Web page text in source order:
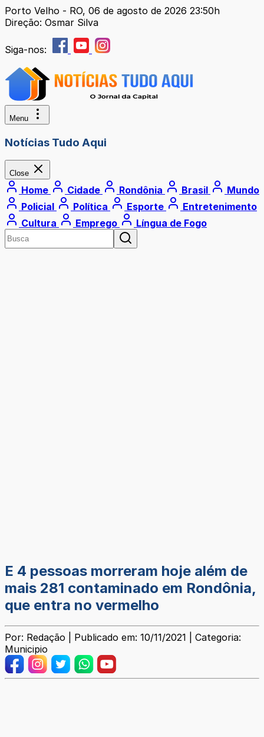
Porto Velho - RO, 06 de agosto de 2026 23:50h
Direção: Osmar Silva
Siga-nos:
Menu
Notícias Tudo Aqui
Close
Home Cidade Rondônia Brasil
Mundo
Policial
Política Esporte
Entretenimento
Cultura
Emprego Língua de Fogo
E 4 pessoas morreram hoje além de
mais 281 contaminado em Rondônia,
que entra no vermelho
Por: Redação | Publicado em: 10/11/2021 | Categoria:
Municipio